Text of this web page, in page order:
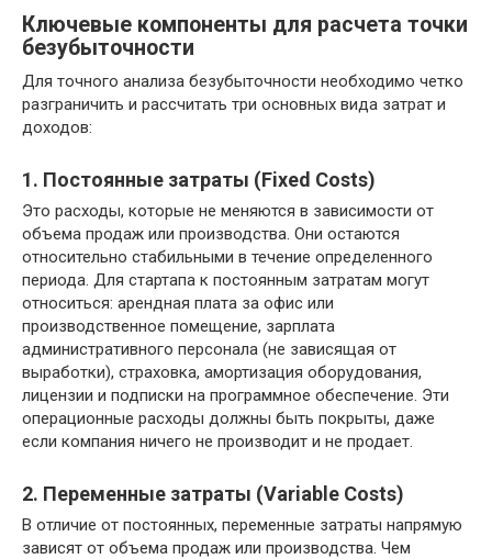
Ключевые компоненты для расчета точки
безубыточности
Для точного анализа безубыточности необходимо четко
разграничить и рассчитать три основных вида затрат и
доходов:
1. Постоянные затраты (Fixed Costs)
Это расходы, которые не меняются в зависимости от
объема продаж или производства. Они остаются
относительно стабильными в течение определенного
периода. Для стартапа к постоянным затратам могут
относиться: арендная плата за офис или
производственное помещение, зарплата
административного персонала (не зависящая от
выработки), страховка, амортизация оборудования,
лицензии и подписки на программное обеспечение. Эти
операционные расходы должны быть покрыты, даже
если компания ничего не производит и не продает.
2. Переменные затраты (Variable Costs)
В отличие от постоянных, переменные затраты напрямую
зависят от объема продаж или производства. Чем